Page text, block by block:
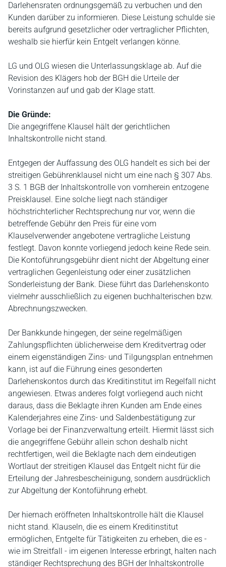
Darlehensraten ordnungsgemäß zu verbuchen und den
Kunden darüber zu informieren. Diese Leistung schulde sie
bereits aufgrund gesetzlicher oder vertraglicher Pflichten,
weshalb sie hierfür kein Entgelt verlangen könne.
LG und OLG wiesen die Unterlassungsklage ab. Auf die
Revision des Klägers hob der BGH die Urteile der
Vorinstanzen auf und gab der Klage statt.
Die Gründe:
Die angegriffene Klausel hält der gerichtlichen
Inhaltskontrolle nicht stand.
Entgegen der Auffassung des OLG handelt es sich bei der
streitigen Gebührenklausel nicht um eine nach § 307 Abs.
3 S. 1 BGB der Inhaltskontrolle von vornherein entzogene
Preisklausel. Eine solche liegt nach ständiger
höchstrichterlicher Rechtsprechung nur vor, wenn die
betreffende Gebühr den Preis für eine vom
Klauselverwender angebotene vertragliche Leistung
festlegt. Davon konnte vorliegend jedoch keine Rede sein.
Die Kontoführungsgebühr dient nicht der Abgeltung einer
vertraglichen Gegenleistung oder einer zusätzlichen
Sonderleistung der Bank. Diese führt das Darlehenskonto
vielmehr ausschließlich zu eigenen buchhalterischen bzw.
Abrechnungszwecken.
Der Bankkunde hingegen, der seine regelmäßigen
Zahlungspflichten üblicherweise dem Kreditvertrag oder
einem eigenständigen Zins- und Tilgungsplan entnehmen
kann, ist auf die Führung eines gesonderten
Darlehenskontos durch das Kreditinstitut im Regelfall nicht
angewiesen. Etwas anderes folgt vorliegend auch nicht
daraus, dass die Beklagte ihren Kunden am Ende eines
Kalenderjahres eine Zins- und Saldenbestätigung zur
Vorlage bei der Finanzverwaltung erteilt. Hiermit lässt sich
die angegriffene Gebühr allein schon deshalb nicht
rechtfertigen, weil die Beklagte nach dem eindeutigen
Wortlaut der streitigen Klausel das Entgelt nicht für die
Erteilung der Jahresbescheinigung, sondern ausdrücklich
zur Abgeltung der Kontoführung erhebt.
Der hiernach eröffneten Inhaltskontrolle hält die Klausel
nicht stand. Klauseln, die es einem Kreditinstitut
ermöglichen, Entgelte für Tätigkeiten zu erheben, die es -
wie im Streitfall - im eigenen Interesse erbringt, halten nach
ständiger Rechtsprechung des BGH der Inhaltskontrolle